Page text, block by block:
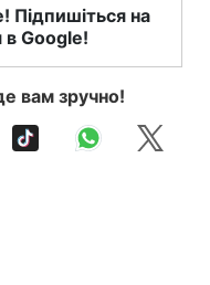
Підпишіться на
в Google!
вам зручно!